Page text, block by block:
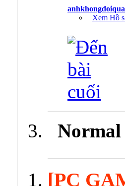
anhkhongdoiqua
Xem Hồ
Normal
[PC